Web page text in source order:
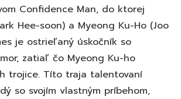
Confidence Man, do ktorej
Hee-soon) a Myeong Ku-Ho (Joo
je ostrieľaný úskočník so
zatiaľ čo Myeong Ku-ho
trojice. Títo traja talentovaní
so svojím vlastným príbehom,